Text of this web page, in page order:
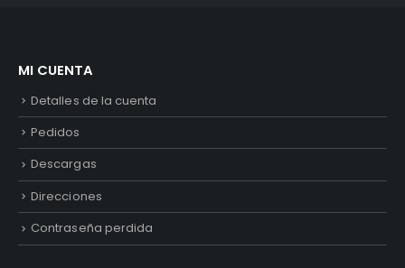
MI CUENTA
Detalles de la cuenta
Pedidos
Descargas
Direcciones
Contraseña perdida